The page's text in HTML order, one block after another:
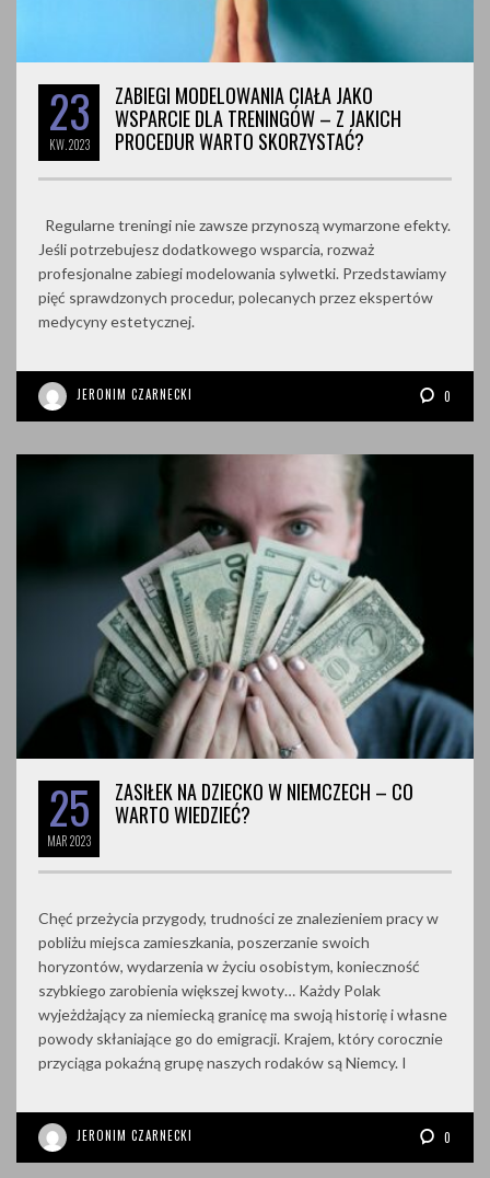
23
KW.2023
ZABIEGI MODELOWANIA CIAŁA JAKO
WSPARCIE DLA TRENINGÓW – Z JAKICH
PROCEDUR WARTO SKORZYSTAĆ?
Regularne treningi nie zawsze przynoszą wymarzone efekty.
Jeśli potrzebujesz dodatkowego wsparcia, rozważ
profesjonalne zabiegi modelowania sylwetki. Przedstawiamy
pięć sprawdzonych procedur, polecanych przez ekspertów
medycyny estetycznej.
JERONIM CZARNECKI 0
25
MAR2023
ZASIŁEK NA DZIECKO W NIEMCZECH – CO
WARTO WIEDZIEĆ?
Chęć przeżycia przygody, trudności ze znalezieniem pracy w
pobliżu miejsca zamieszkania, poszerzanie swoich
horyzontów, wydarzenia w życiu osobistym, konieczność
szybkiego zarobienia większej kwoty… Każdy Polak
wyjeżdżający za niemiecką granicę ma swoją historię i własne
powody skłaniające go do emigracji. Krajem, który corocznie
przyciąga pokaźną grupę naszych rodaków są Niemcy. I
JERONIM CZARNECKI 0